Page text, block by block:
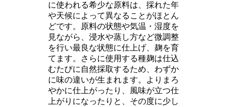
に使われる希少な原料は、採れた年
や天候によって異なることがほとん
どです。原料の状態や気温・湿度を
見ながら、浸水や蒸し方など微調整
を行い最良な状態に仕上げ、麹を育
てます。さらに使用する種麹は仕込
むたびに自然採取するため、わずか
に味の違いが生まれます。よりまろ
やかに仕上がったり、風味が立つ仕
上がりになったりと、その度に少し